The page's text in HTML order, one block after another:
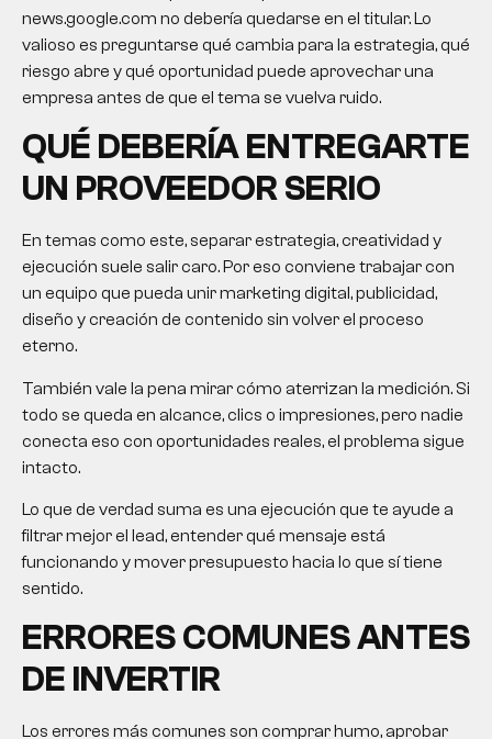
news.google.com no debería quedarse en el titular. Lo
valioso es preguntarse qué cambia para la estrategia, qué
riesgo abre y qué oportunidad puede aprovechar una
empresa antes de que el tema se vuelva ruido.
QUÉ DEBERÍA ENTREGARTE
UN PROVEEDOR SERIO
En temas como este, separar estrategia, creatividad y
ejecución suele salir caro. Por eso conviene trabajar con
un equipo que pueda unir marketing digital, publicidad,
diseño y creación de contenido sin volver el proceso
eterno.
También vale la pena mirar cómo aterrizan la medición. Si
todo se queda en alcance, clics o impresiones, pero nadie
conecta eso con oportunidades reales, el problema sigue
intacto.
Lo que de verdad suma es una ejecución que te ayude a
filtrar mejor el lead, entender qué mensaje está
funcionando y mover presupuesto hacia lo que sí tiene
sentido.
ERRORES COMUNES ANTES
DE INVERTIR
Los errores más comunes son comprar humo, aprobar